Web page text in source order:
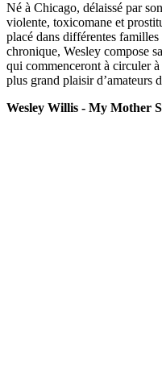
Né à Chicago, délaissé par
violente, toxicomane et
placé dans différentes
chronique, Wesley compose
qui commenceront à circuler
plus grand plaisir d’amateurs
Wesley Willis - My Mother